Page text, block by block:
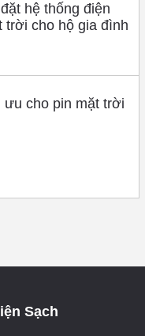
hệ thống điện
trời cho hộ gia đình
ưu cho pin mặt trời
Sạch